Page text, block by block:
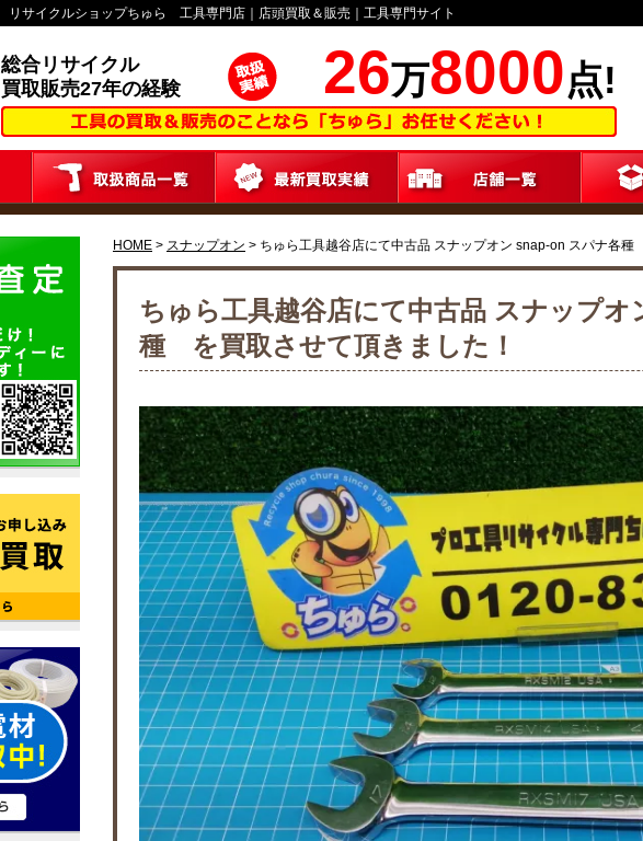
リサイクルショップちゅら 工具専門店｜店頭買取＆販売｜工具専門サイト
総合リサイクル
買取販売27年の経験
26万8000点!
HOME > スナップオン > ちゅら工具越谷店にて中古品 スナップオン snap-on スパナ各
ちゅら工具越谷店にて中古品 スナップ
種 を買取させて頂きました！